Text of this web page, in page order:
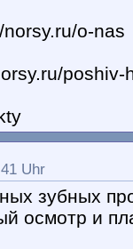
o-nas
poshiv-
Uhr
зубных
осмотр и